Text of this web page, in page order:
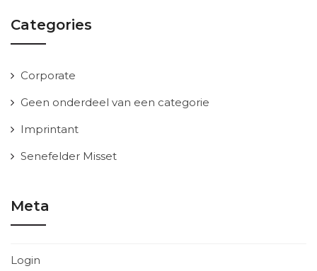
Categories
Corporate
Geen onderdeel van een categorie
Imprintant
Senefelder Misset
Meta
Login